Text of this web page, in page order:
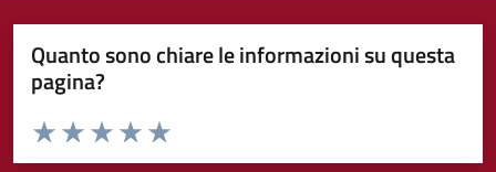
Quanto sono chiare le informazioni su questa
pagina?
Domanda
Valuta da 1 a 5 stelle la pagina
Valuta 5 stelle su 5
Valuta 4 stelle su 5
Valuta 3 stelle su 5
Valuta 2 stelle su 5
Valuta 1 stelle su 5